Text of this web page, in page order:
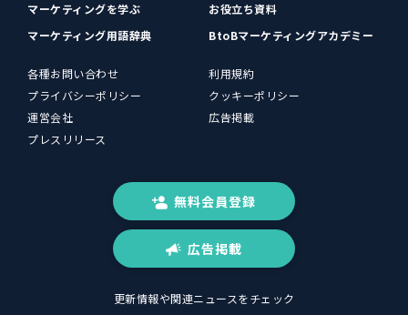
マーケティングを学ぶ
お役立ち資料
マーケティング用語辞典
BtoBマーケティングアカデミー
各種お問い合わせ
利用規約
プライバシーポリシー
クッキーポリシー
運営会社
広告掲載
プレスリリース
無料会員登録
広告掲載
更新情報や関連ニュースをチェック